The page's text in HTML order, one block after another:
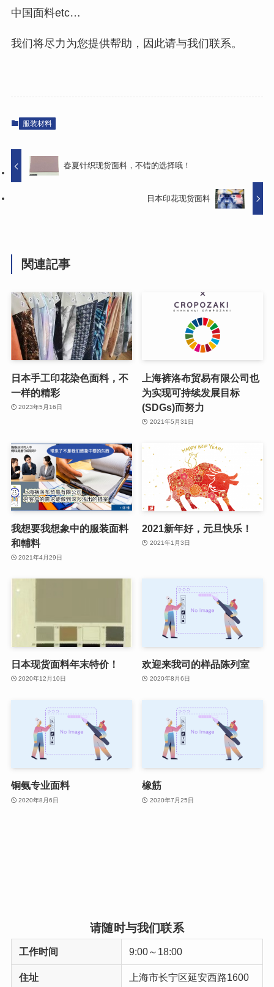
中国面料etc…
我们将尽力为您提供帮助，因此请与我们联系。
服装材料
春夏针织现货面料，不错的选择哦！
日本印花现货面料
関連記事
日本手工印花染色面料，不
一样的精彩
2023年5月16日
上海裤洛布贸易有限公司也
为实现可持续发展目标
(SDGs)而努力
2021年5月31日
我想要我想象中的服装面料
和輔料
2021年4月29日
2021新年好，元旦快乐！
2021年1月3日
日本现货面料年末特价！
2020年12月10日
欢迎来我司的样品陈列室
2020年8月6日
铜氨专业面料
2020年8月6日
橡筋
2020年7月25日
请随时与我们联系
工作时间 9:00～18:00
住址
上海市长宁区延安西路1600